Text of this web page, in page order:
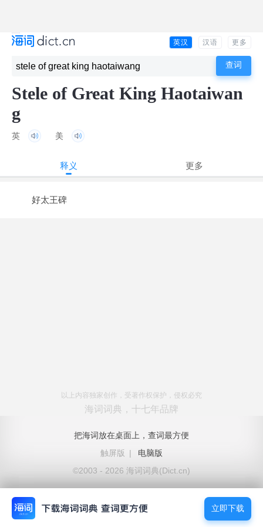
英汉 汉语 更多
Stele of Great King Haotaiwan
g
英 美
释义 更多
好太王碑
以上内容独家创作，受著作权保护，侵权必究
海词词典，十七年品牌
把海词放在桌面上，查词最方便
触屏版
|
电脑版
©2003 - 2026 海词词典(Dict.cn)
立即下载
立即下载